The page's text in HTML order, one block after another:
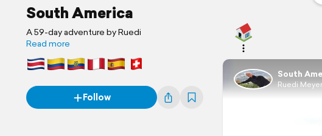
South America
A 59-day adventure by Ruedi
Read more
Follow
South
Ruedi Meyer